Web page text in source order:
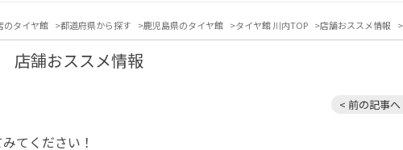
のタイヤ館 都道府県から探す 鹿児島県のタイヤ館 タイヤ館 川内TOP 店舗おススメ情報
店舗おススメ情報
< 前の記事へ
てください！